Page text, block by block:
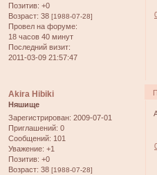
Позитив: +0
Возраст: 38 [1988-07-28]
Провел на форуме:
18 часов 40 минут
Последний визит:
2011-03-09 21:57:47
Akira Hibiki
Няшище
Зарегистрирован: 2009-07-01
Приглашений: 0
Сообщений: 101
Уважение: +1
Позитив: +0
Возраст: 38 [1988-07-28]